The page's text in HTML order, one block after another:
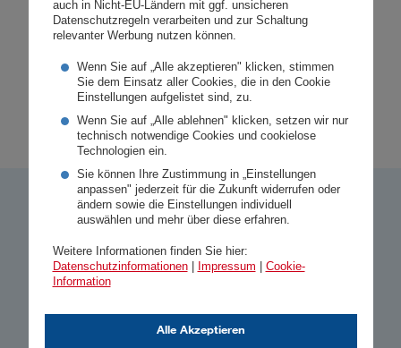
auch in Nicht-EU-Ländern mit ggf. unsicheren
Datenschutzregeln verarbeiten und zur Schaltung
relevanter Werbung nutzen können.
Wenn Sie auf „Alle akzeptieren" klicken, stimmen
Sie dem Einsatz aller Cookies, die in den Cookie
Einstellungen aufgelistet sind, zu.
Wenn Sie auf „Alle ablehnen" klicken, setzen wir nur
technisch notwendige Cookies und cookielose
Technologien ein.
Sie können Ihre Zustimmung in „Einstellungen
anpassen" jederzeit für die Zukunft widerrufen oder
ändern sowie die Einstellungen individuell
auswählen und mehr über diese erfahren.
Weitere Informationen finden Sie hier:
Datenschutzinformationen| Impressum
Cookie-
Information
Alle Akzeptieren
hat, welche Fähigkeiten gefordert sind und
warum die Arbeit in der
Versicherungsbranche durchaus Spaß macht
– darum geht es im vierten Teil des Podcasts.
Folgender Inhalt wird aufgrund Ihrer Cookie-
Vimeo
Um den vollen Funktionsumfang unserer
Website nutzen zu können, akzeptieren Sie